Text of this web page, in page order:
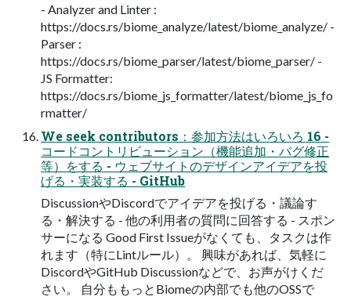
- Analyzer and Linter :
https://docs.rs/biome_analyze/latest/biome_analyze/ -
Parser :
https://docs.rs/biome_parser/latest/biome_parser/ -
JS Formatter:
https://docs.rs/biome_js_formatter/latest/biome_js_fo
rmatter/
We seek contributors：参加方法はいろいろ 16 -
コードコントリビューション（機能追加・バグ修正
等）をする - ウェブサイトのデザインアイデアを投
げる・実装する - GitHub
DiscussionやDiscordでアイデアを投げる・議論す
る・解決する - 他の利用者の質問に回答する - スポン
サーになる Good First Issueがなくても、タスクは作
れます（特にLintルール）。 興味があれば、気軽に
DiscordやGitHub Discussionなどで、お声がけくだ
さい。 自分ももっとBiomeの内部でも他のOSSで